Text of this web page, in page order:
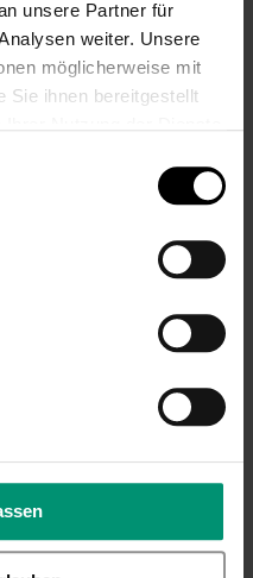
unsere Partner für
weiter. Unsere
möglicherweise mit
Sie ihnen bereitgestellt
Kinderrucksack Esel